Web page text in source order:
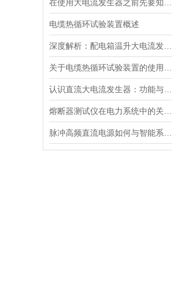
电缆热循环试验装置概述